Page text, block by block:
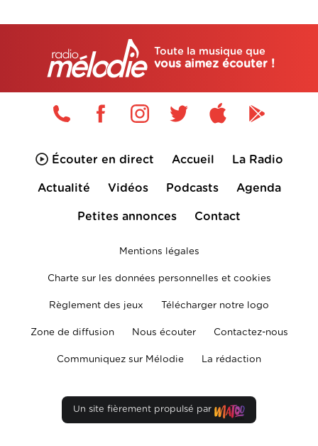
Toute la musique que
vous aimez écouter !
Écouter en direct Accueil La Radio
Actualité Vidéos Podcasts Agenda
Petites annonces Contact
Mentions légales
Charte sur les données personnelles et cookies
Règlement des jeux Télécharger notre logo
Zone de diffusion Nous écouter Contactez-nous
Communiquez sur Mélodie La rédaction
Un site fièrement propulsé par